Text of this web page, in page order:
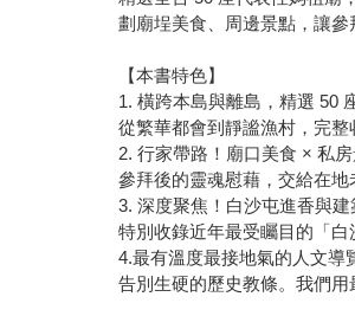
劃廟埕美食、周邊景點，讓參
【本書特色】
1. 橫跨本島與離島，精選 50
從繁華都會到靜謐漁村，完
2. 行家帶路！廟口美食 × 私
參拜後的靈魂慰藉，交給在
3. 深度聚焦！白沙屯進香與建
特別收錄近年最受矚目的「
4.最有溫度最接地氣的人文導
告別生硬的歷史教條。我們用